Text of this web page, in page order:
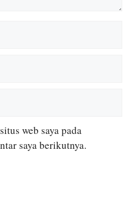
web saya pada
saya berikutnya.